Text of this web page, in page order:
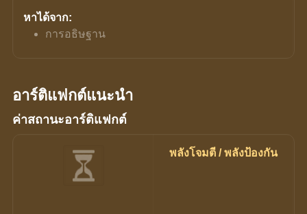
หาได้จาก:
การอธิษฐาน
อาร์ติแฟกต์แนะนำ
ค่าสถานะอาร์ติแฟกต์
พลังโจมตี / พลังป้องกัน